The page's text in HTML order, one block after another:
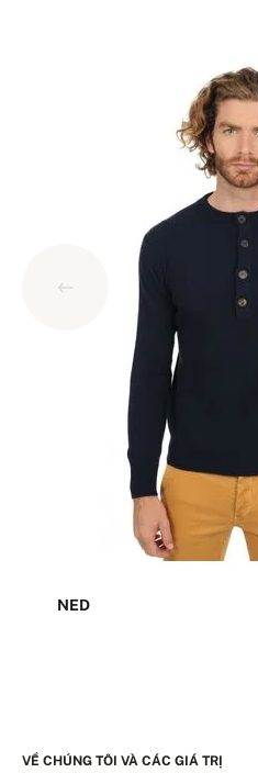
NED
VỀ CHÚNG TÔI VÀ CÁC GIÁ TRỊ